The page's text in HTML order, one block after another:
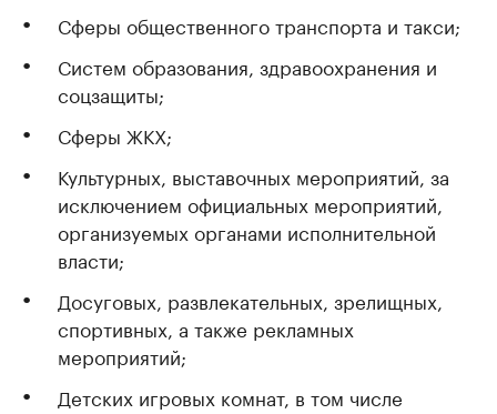
Сферы общественного транспорта и такси;
Систем образования, здравоохранения и
соцзащиты;
Сферы ЖКХ;
Культурных, выставочных мероприятий, за
исключением официальных мероприятий,
организуемых органами исполнительной
власти;
Досуговых, развлекательных, зрелищных,
спортивных, а также рекламных
мероприятий;
Детских игровых комнат, в том числе